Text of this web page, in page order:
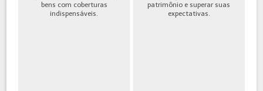
bens com coberturas
indispensáveis.
patrimônio e superar suas
expectativas.